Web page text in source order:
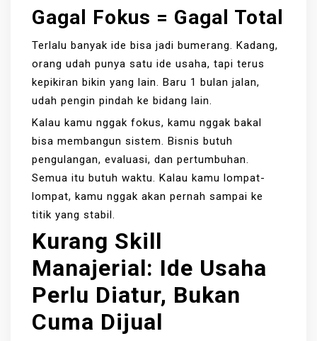
Gagal Fokus = Gagal Total
Terlalu banyak ide bisa jadi bumerang. Kadang,
orang udah punya satu ide usaha, tapi terus
kepikiran bikin yang lain. Baru 1 bulan jalan,
udah pengin pindah ke bidang lain.
Kalau kamu nggak fokus, kamu nggak bakal
bisa membangun sistem. Bisnis butuh
pengulangan, evaluasi, dan pertumbuhan.
Semua itu butuh waktu. Kalau kamu lompat-
lompat, kamu nggak akan pernah sampai ke
titik yang stabil.
Kurang Skill
Manajerial: Ide Usaha
Perlu Diatur, Bukan
Cuma Dijual